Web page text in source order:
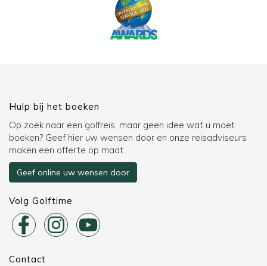
Hulp bij het boeken
Op zoek naar een golfreis, maar geen idee wat u moet
boeken? Geef hier uw wensen door en onze reisadviseurs
maken een offerte op maat.
Geef online uw wensen door
Volg Golftime
Contact